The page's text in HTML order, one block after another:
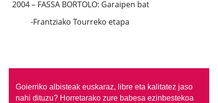
2004 – FASSA BORTOLO: Garaipen bat
-Frantziako Tourreko etapa
Goierriko albisteak euskaraz, libre eta kalitatez jaso
nahi dituzu? Horretarako zure babesa ezinbestekoa